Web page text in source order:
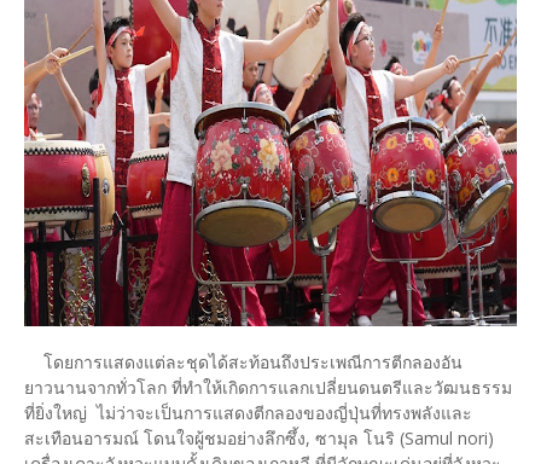
โดยการแสดงแต่ละชุดได้สะท้อนถึงประเพณีการตีกลองอัน
ยาวนานจากทั่วโลก ที่ทำให้เกิดการแลกเปลี่ยนดนตรีและวัฒนธรรม
ที่ยิ่งใหญ่ ไม่ว่าจะเป็นการแสดงตีกลองของญี่ปุ่นที่ทรงพลังและ
สะเทือนอารมณ์ โดนใจผู้ชมอย่างลึกซึ้ง, ซามุล โนริ (Samul nori)